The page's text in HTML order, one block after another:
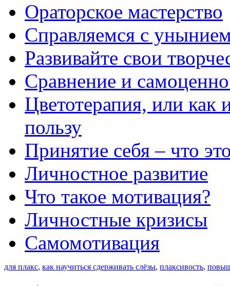
Ораторское мастерство
Справляемся с
Развивайте свои
Сравнение и
Цветотерапия, или как
пользу
Принятие себя – что
Личностное развитие
Что такое мотивация?
Личностные кризисы
Самомотивация
для плакс, как научиться сдерживать слёзы, плаксивость,